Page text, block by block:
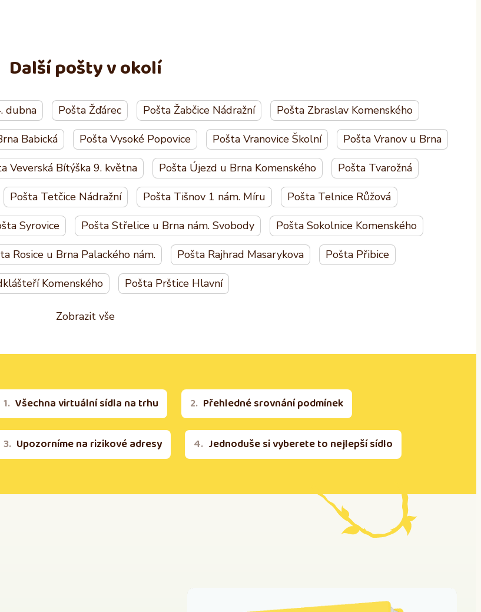
Další pošty v okolí
dubna Pošta Žďárec Pošta Žabčice Nádražní Pošta Zbraslav Komenského
Babická Pošta Vysoké Popovice Pošta Vranovice Školní Pošta Vranov u Brna
Veverská Bítýška 9. května Pošta Újezd u Brna Komenského Pošta Tvarožná
Pošta Tetčice Nádražní Pošta Tišnov 1 nám. Míru Pošta Telnice Růžová
Syrovice Pošta Střelice u Brna nám. Svobody Pošta Sokolnice Komenského
Rosice u Brna Palackého nám. Pošta Rajhrad Masarykova Pošta Přibice
Komenského Pošta Prštice Hlavní
Zobrazit vše
Všechna virtuální sídla na trhu Přehledné srovnání podmínek
Upozorníme na rizikové adresy Jednoduše si vyberete to nejlepší sídlo